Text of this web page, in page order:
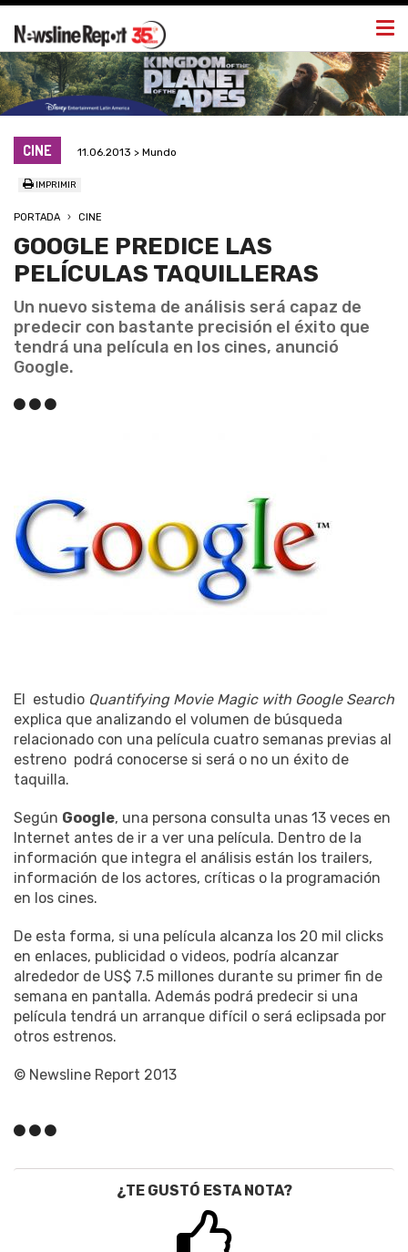
CINE 11.06.2013 > Mundo
IMPRIMIR
PORTADA CINE
GOOGLE PREDICE LAS
PELÍCULAS TAQUILLERAS
Un nuevo sistema de análisis será capaz de
predecir con bastante precisión el éxito que
tendrá una película en los cines, anunció
Google.
El estudio Quantifying Movie Magic with Google Search
explica que analizando el volumen de búsqueda
relacionado con una película cuatro semanas previas al
estreno podrá conocerse si será o no un éxito de
taquilla.
Según Google, una persona consulta unas 13 veces en
Internet antes de ir a ver una película. Dentro de la
información que integra el análisis están los trailers,
información de los actores, críticas o la programación
en los cines.
De esta forma, si una película alcanza los 20 mil clicks
en enlaces, publicidad o videos, podría alcanzar
alrededor de US$ 7.5 millones durante su primer fin de
semana en pantalla. Además podrá predecir si una
película tendrá un arranque difícil o será eclipsada por
otros estrenos.
© Newsline Report 2013
¿TE GUSTÓ ESTA NOTA?